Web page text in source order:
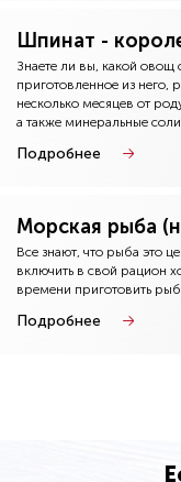
Шпинат -
Знаете ли вы, какой овощ
приготовленное из
несколько месяцев от
а также минеральные
Подробнее
Морская рыба
Все знают, что рыба это
включить в свой рацион
времени приготовить
Подробнее